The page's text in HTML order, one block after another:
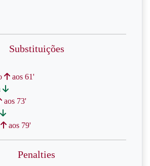
Substituições
aos 61'
aos 73'
aos 79'
Penalties